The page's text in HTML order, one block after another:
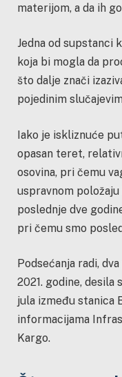
materijom, a da ih
Jedna od supstanci
koja bi mogla da
što dalje znači
pojedinim
Iako je iskliznuće
opasan teret,
osovina, pri čemu
uspravnom položaju
poslednje dve
pri čemu smo
Podsećanja radi,
2021. godine, desila
jula između stanica
informacijama
Kargo.